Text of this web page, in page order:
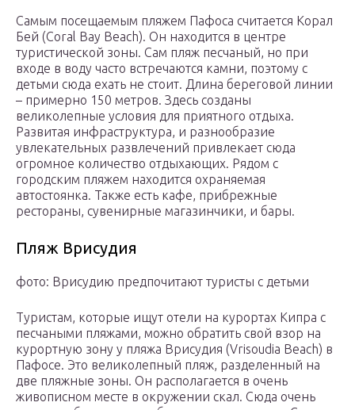
Самым посещаемым пляжем Пафоса считается Корал
Бей (Coral Bay Beach). Он находится в центре
туристической зоны. Сам пляж песчаный, но при
входе в воду часто встречаются камни, поэтому с
детьми сюда ехать не стоит. Длина береговой линии
– примерно 150 метров. Здесь созданы
великолепные условия для приятного отдыха.
Развитая инфраструктура, и разнообразие
увлекательных развлечений привлекает сюда
огромное количество отдыхающих. Рядом с
городским пляжем находится охраняемая
автостоянка. Также есть кафе, прибрежные
рестораны, сувенирные магазинчики, и бары.
Пляж Врисудия
фото: Врисудию предпочитают туристы с детьми
Туристам, которые ищут отели на курортах Кипра с
песчаными пляжами, можно обратить свой взор на
курортную зону у пляжа Врисудия (Vrisoudia Beach) в
Пафосе. Это великолепный пляж, разделенный на
две пляжные зоны. Он располагается в очень
живописном месте в окружении скал. Сюда очень